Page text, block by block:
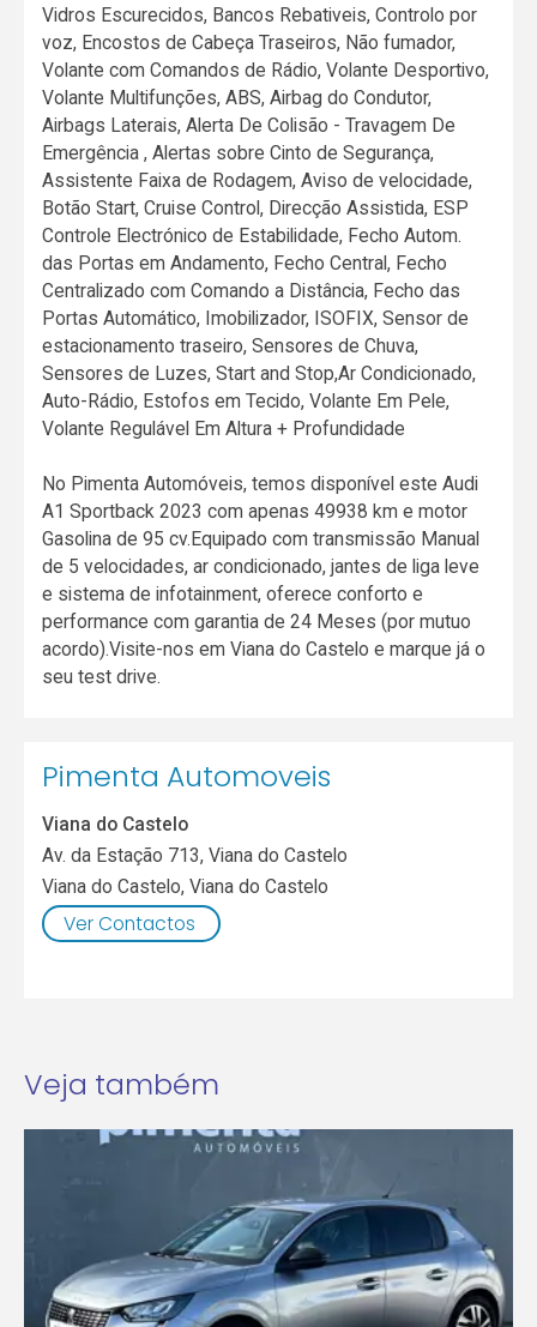
Vidros Escurecidos, Bancos Rebativeis, Controlo por
voz, Encostos de Cabeça Traseiros, Não fumador,
Volante com Comandos de Rádio, Volante Desportivo,
Volante Multifunções, ABS, Airbag do Condutor,
Airbags Laterais, Alerta De Colisão - Travagem De
Emergência , Alertas sobre Cinto de Segurança,
Assistente Faixa de Rodagem, Aviso de velocidade,
Botão Start, Cruise Control, Direcção Assistida, ESP
Controle Electrónico de Estabilidade, Fecho Autom.
das Portas em Andamento, Fecho Central, Fecho
Centralizado com Comando a Distância, Fecho das
Portas Automático, Imobilizador, ISOFIX, Sensor de
estacionamento traseiro, Sensores de Chuva,
Sensores de Luzes, Start and Stop,Ar Condicionado,
Auto-Rádio, Estofos em Tecido, Volante Em Pele,
Volante Regulável Em Altura + Profundidade
No Pimenta Automóveis, temos disponível este Audi
A1 Sportback 2023 com apenas 49938 km e motor
Gasolina de 95 cv.Equipado com transmissão Manual
de 5 velocidades, ar condicionado, jantes de liga leve
e sistema de infotainment, oferece conforto e
performance com garantia de 24 Meses (por mutuo
acordo).Visite-nos em Viana do Castelo e marque já o
seu test drive.
Pimenta Automoveis
Viana do Castelo
Av. da Estação 713, Viana do Castelo
Viana do Castelo,Viana do Castelo
Ver Contactos
Veja também